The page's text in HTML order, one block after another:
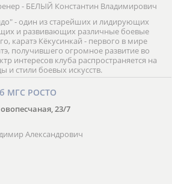
- БЕЛЫЙ Константин Владимирович
- один из старейших и лидирующих
и развивающих различные боевые
каратэ Кёкусинкай - первого в мире
получившего огромное развитие во
интересов клуба распространяется на
и стили боевых искусств.
МГС РОСТО
23/7
Александрович